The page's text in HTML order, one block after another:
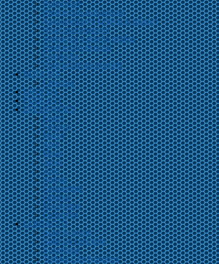
Publicidad
Producción audiovisual
Asesoramiento jurídico al músico
Road management
Ilustración y diseño gráfico
Producción musical
Fotografía
Producción de eventos
NOTICIAS
Crónicas
GRUPOS
PODCAST
EFEMÉRIDES
Enero
Febrero
Marzo
Abril
Mayo
Junio
Julio
Agosto
Septiembre
Octubre
Noviembre
Diciembre
CONTACTO
Sube tu grupo
Sube un concierto
Suscríbete
Trabaja Con Nosotros